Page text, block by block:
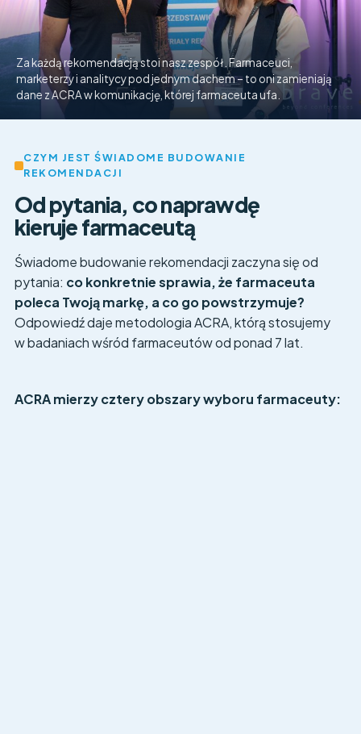
Za każdą rekomendacją stoi nasz zespół. Farmaceuci,
marketerzy i analitycy pod jednym dachem – to oni zamieniają
dane z ACRA w komunikację, której farmaceuta ufa.
CZYM JEST ŚWIADOME BUDOWANIE
REKOMENDACJI
Od pytania, co naprawdę
kieruje farmaceutą
Świadome budowanie rekomendacji zaczyna się od
pytania: co konkretnie sprawia, że farmaceuta
poleca Twoją markę, a co go powstrzymuje?
Odpowiedź daje metodologia ACRA, którą stosujemy
w badaniach wśród farmaceutów od ponad 7 lat.
ACRA mierzy cztery obszary wyboru farmaceuty: